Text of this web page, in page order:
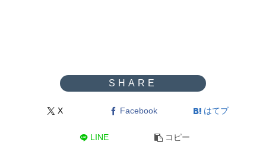
X Facebook はてブ
LINE コピー